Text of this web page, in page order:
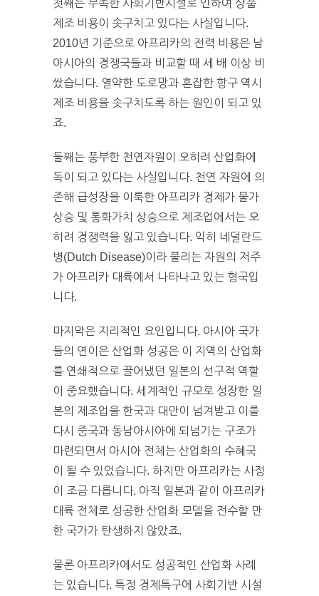
첫째는 부족한 사회기반시설로 인하여 상품
제조 비용이 솟구치고 있다는 사실입니다.
2010년 기준으로 아프리카의 전력 비용은 남
아시아의 경쟁국들과 비교할 때 세 배 이상 비
쌌습니다. 열약한 도로망과 혼잡한 항구 역시
제조 비용을 솟구치도록 하는 원인이 되고 있
죠.
둘째는 풍부한 천연자원이 오히려 산업화에
독이 되고 있다는 사실입니다. 천연 자원에 의
존해 급성장을 이룩한 아프리카 경제가 물가
상승 및 통화가치 상승으로 제조업에서는 오
히려 경쟁력을 잃고 있습니다. 익히 네덜란드
병(Dutch Disease)이라 불리는 자원의 저주
가 아프리카 대륙에서 나타나고 있는 형국입
니다.
마지막은 지리적인 요인입니다. 아시아 국가
들의 연이은 산업화 성공은 이 지역의 산업화
를 연쇄적으로 끌어냈던 일본의 선구적 역할
이 중요했습니다. 세계적인 규모로 성장한 일
본의 제조업을 한국과 대만이 넘겨받고 이를
다시 중국과 동남아시아에 되넘기는 구조가
마련되면서 아시아 전체는 산업화의 수혜국
이 될 수 있었습니다. 하지만 아프리카는 사정
이 조금 다릅니다. 아직 일본과 같이 아프리카
대륙 전체로 성공한 산업화 모델을 전수할 만
한 국가가 탄생하지 않았죠.
물론 아프리카에서도 성공적인 산업화 사례
는 있습니다. 특정 경제특구에 사회기반 시설